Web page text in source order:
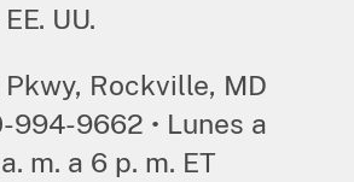
UU.
Pkwy, Rockville, MD
9662 • Lunes a
m. a 6 p. m. ET